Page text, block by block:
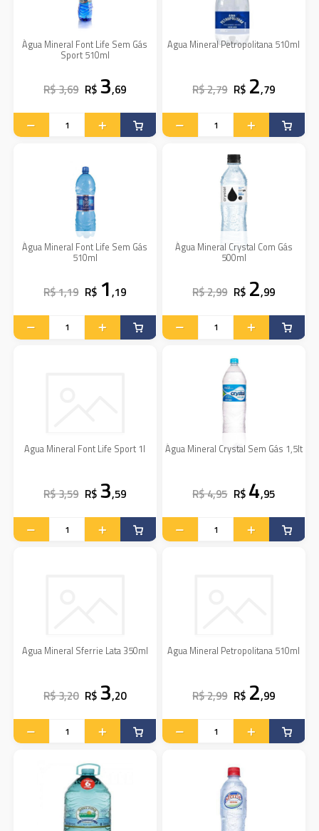
Água Mineral Font Life Sem Gás
Sport 510ml
R$ 3,69 R$ 3,69
Agua Mineral Petropolitana 510ml
R$ 2,79 R$ 2,79
Água Mineral Font Life Sem Gás
510ml
R$ 1,19 R$ 1,19
Água Mineral Crystal Com Gás
500ml
R$ 2,99 R$ 2,99
Agua Mineral Font Life Sport 1l
R$ 3,59 R$ 3,59
Água Mineral Crystal Sem Gás 1,5lt
R$ 4,95 R$ 4,95
Agua Mineral Sferrie Lata 350ml
R$ 3,20 R$ 3,20
Agua Mineral Petropolitana 510ml
R$ 2,99 R$ 2,99